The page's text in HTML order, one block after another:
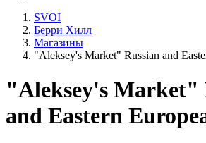
SVOI
Берри Хилл
Магазины
"Aleksey's Market" Russian and
"Aleksey's Market"
and Eastern